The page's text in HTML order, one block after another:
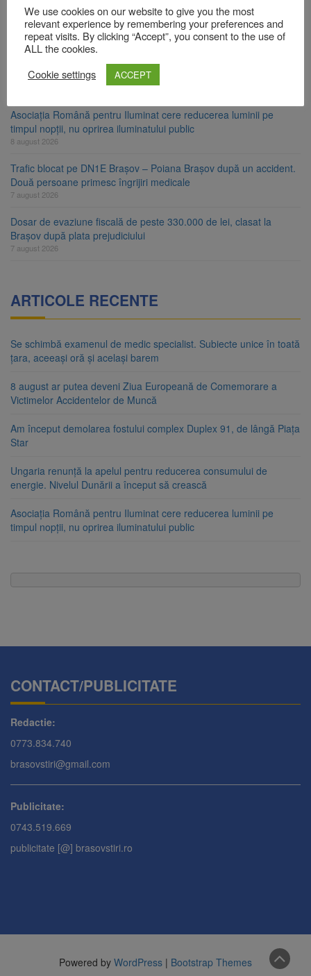
Am început demolarea fostului complex Duplex 91, de lângă Piața
Star
8 august 2026
Ungaria renunță la apelul pentru reducerea consumului de
energie. Nivelul Dunării a început să crească
Asociația Română pentru Iluminat cere reducerea luminii pe
timpul nopții, nu oprirea iluminatului public
8 august 2026
Trafic blocat pe DN1E Brașov – Poiana Brașov după un accident.
Două persoane primesc îngrijiri medicale
7 august 2026
Dosar de evaziune fiscală de peste 330.000 de lei, clasat la
Brașov după plata prejudiciului
7 august 2026
ARTICOLE RECENTE
Se schimbă examenul de medic specialist. Subiecte unice în toată
țara, aceeași oră și același barem
8 august ar putea deveni Ziua Europeană de Comemorare a
Victimelor Accidentelor de Muncă
Am început demolarea fostului complex Duplex 91, de lângă Piața
Star
Ungaria renunță la apelul pentru reducerea consumului de
energie. Nivelul Dunării a început să crească
Asociația Română pentru Iluminat cere reducerea luminii pe
timpul nopții, nu oprirea iluminatului public
CONTACT/PUBLICITATE
Redactie:
0773.834.740
brasovstiri@gmail.com
Publicitate:
0743.519.669
publicitate [@] brasovstiri.ro
Powered by WordPress | Bootstrap Themes
We use cookies on our website to give you the most
relevant experience by remembering your preferences and
repeat visits. By clicking “Accept”, you consent to the use of
ALL the cookies.
Cookie settings
ACCEPT